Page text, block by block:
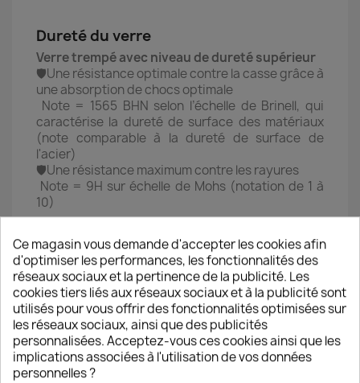
Dureté du verre
Verre trempé avec niveau de dureté supérieur
🛡️Une résistance optimale contre la casse grâce à
une absorption de chocs optimale
Note = 1565 BHN selon l’échelle de Brinell, qui
caractérise la dureté de surface des matériaux
(note comparable à la dureté de surface de
l'acier)
🛡️Une résistance maximum contre les rayures
Note = 9H sur échelle de Mohs (notation de 1 à
10)
Contenu de la Boîte
🛡️1 vitre en verre trempée HQ
🛡️1 Lingette dépoussiérante
🛡️1 Tampon dégraissant à base d’alcool à 70°
🛡️1 Sticker anti-poussières résiduelles
🛡️1 Notice d’installation détaillée en français
Packaging
Ce magasin vous demande d'accepter les cookies afin
d'optimiser les performances, les fonctionnalités des
réseaux sociaux et la pertinence de la publicité. Les
cookies tiers liés aux réseaux sociaux et à la publicité sont
utilisés pour vous offrir des fonctionnalités optimisées sur
les réseaux sociaux, ainsi que des publicités
personnalisées. Acceptez-vous ces cookies ainsi que les
implications associées à l'utilisation de vos données
personnelles ?